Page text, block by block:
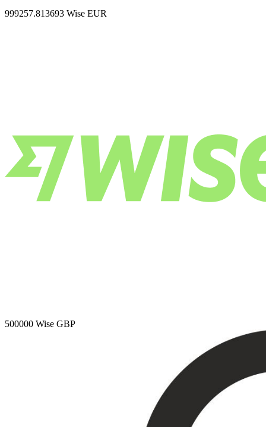
999257.813693 Wise EUR
500000 Wise GBP